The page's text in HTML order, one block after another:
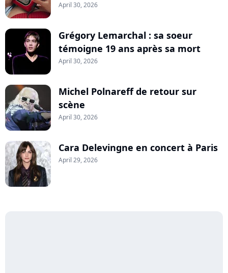
April 30, 2026
Grégory Lemarchal : sa soeur
témoigne 19 ans après sa mort
April 30, 2026
Michel Polnareff de retour sur
scène
April 30, 2026
Cara Delevingne en concert à Paris
April 29, 2026